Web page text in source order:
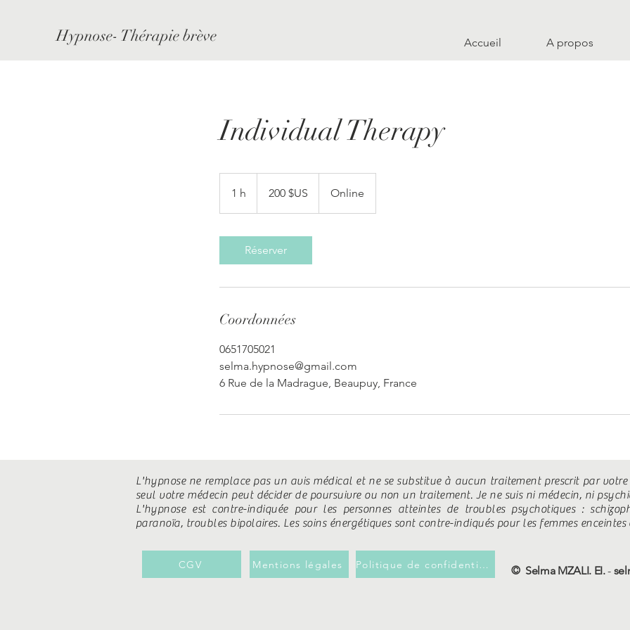
Hypnose- Thérapie brève Accueil A propos
Individual Therapy
1 h 200 $US Online
Réserver
Coordonnées
0651705021
selma.hypnose@gmail.com
6 Rue de la Madrague, Beaupuy, France
L'hypnose ne remplace pas un avis médical et ne se substitue à aucun traitement prescrit par
seul votre médecin peut décider de poursuivre ou non un traitement. Je ne suis ni médecin, ni
L'hypnose est contre-indiquée pour les personnes atteintes de troubles psychotiques :
paranoïa, troubles bipolaires. Les soins énergétiques sont contre-indiqués pour les femmes
CGV Mentions légales © Selma MZALI. EI.-